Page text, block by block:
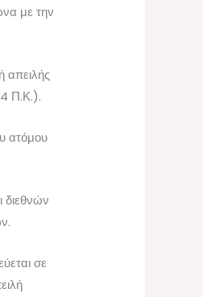
με την
απειλής
4 Π.Κ.).
ατόμου
διεθνών
σε